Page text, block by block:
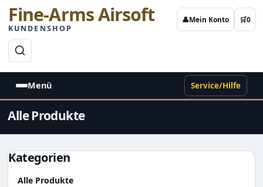
Fine-Arms Airsoft
KUNDENSHOP
👤Mein Konto 🛒0
Menü Service/Hilfe
Alle Produkte
Kategorien
Alle Produkte